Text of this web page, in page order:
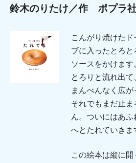
鈴木のりたけ／作 ポプラ
こんがり焼けた
ブに入ったとろと
ソースをかけま
とろりと流れ出
まんべんなく広が
それでもまだ止
ん。ついにはあ
へとたれていきま
この絵本は縦に開